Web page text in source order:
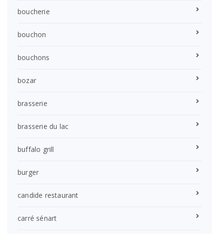
boucherie
bouchon
bouchons
bozar
brasserie
brasserie du lac
buffalo grill
burger
candide restaurant
carré sénart